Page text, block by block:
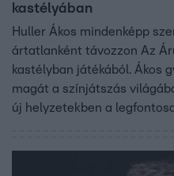
kastélyában
Huller Ákos mindenképp
ártatlanként távozzon Az
kastélyban játékából. Ákos
magát a színjátszás
új helyzetekben a
játékára egy olyan